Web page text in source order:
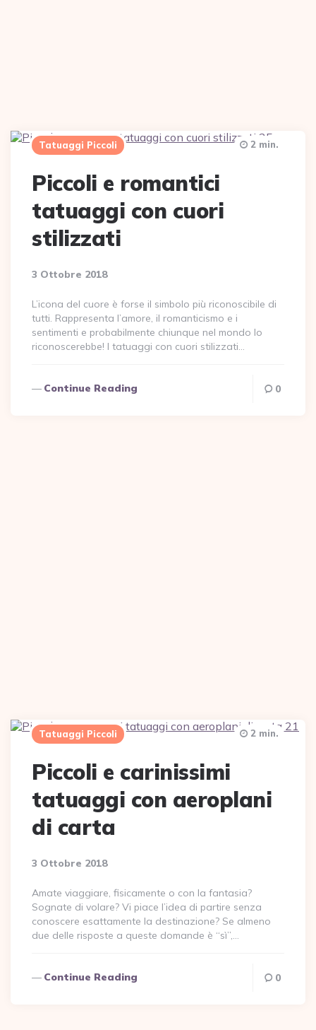
Tatuaggi Piccoli
Piccoli e romantici
tatuaggi con cuori
stilizzati
3 Ottobre 2018
2 min.
L’icona del cuore è forse il simbolo più riconoscibile di
tutti. Rappresenta l’amore, il romanticismo e i
sentimenti e probabilmente chiunque nel mondo lo
riconoscerebbe! I tatuaggi con cuori stilizzati…
Continue Reading 0
Tatuaggi Piccoli
Piccoli e carinissimi
tatuaggi con aeroplani
di carta
3 Ottobre 2018
2 min.
Amate viaggiare, fisicamente o con la fantasia?
Sognate di volare? Vi piace l’idea di partire senza
conoscere esattamente la destinazione? Se almeno
due delle risposte a queste domande è “sì”,…
Continue Reading 0